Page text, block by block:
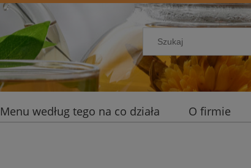
Menu według tego na co działa O firmie